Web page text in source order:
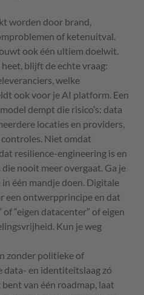
worden door brand,
of ketenuitval.
ook één ultiem doelwit.
blijft de echte vraag:
welke
ook voor je AI platform. Een
dempt die risico’s: data
locaties en providers,
Niet omdat
resilience-engineering is en
nooit meer overgaat. Ga je
één mandje doen. Digitale
een ontwerpprincipe en dat
“eigen datacenter” of eigen
Kun je weg
zonder politieke of
data- en identiteitslaag zó
van één roadmap, laat